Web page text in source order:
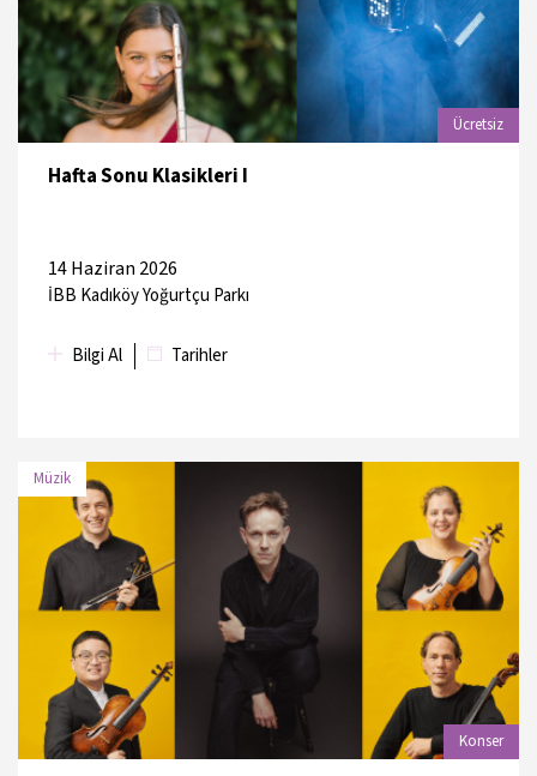
Ücretsiz
Hafta Sonu Klasikleri I
14 Haziran 2026
İBB Kadıköy Yoğurtçu Parkı
Bilgi Al Tarihler
14 Haziran
2026
Kadıköy Belediyesi Süreyya
Operası
Müzik
Konser
TARİH MEKAN
15 Haziran
2026
Atatürk Kültür Merkezi, Tiyatro
Salonu